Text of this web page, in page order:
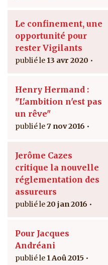
Le confinement, une
opportunité pour
rester Vigilants
13 avr 2020
Henry Hermand :
"L'ambition n'est pas
un rêve"
7 nov 2016
Jerôme Cazes
critique la nouvelle
réglementation des
assureurs
20 jan 2016
Pour Jacques
Andréani
1 Aoû 2015